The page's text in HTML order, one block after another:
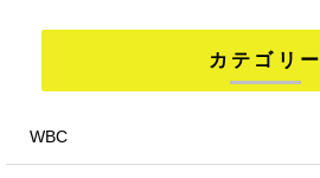
カテゴリー
WBC